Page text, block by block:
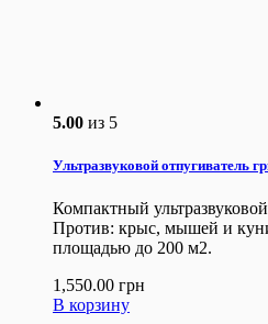
5.00 из 5
Ультразвуковой отпугиватель
Компактный
Против: крыс, мышей и
площадью до 200 м2.
1,550.00 грн
В корзину